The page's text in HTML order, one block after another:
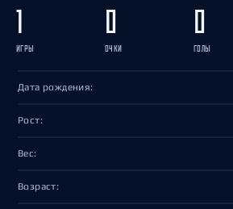
1
ИГРЫ
0
ОЧКИ
0
ГОЛЫ
Дата рождения:
Рост:
Вес:
Возраст: